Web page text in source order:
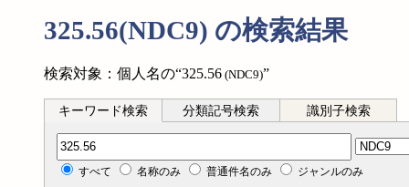
325.56(NDC9) の検索結果
検索対象：個人名の“325.56 (NDC9)”
キーワード検索 分類記号検索 識別子検索
分類記号検索
すべて 名称のみ 普通件名のみ ジャンルのみ